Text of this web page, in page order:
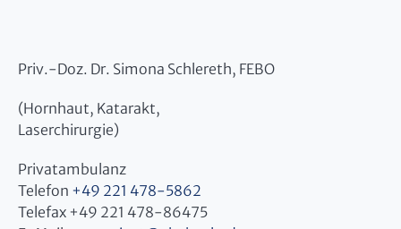
Priv.-Doz. Dr. Simona Schlereth, FEBO
(Hornhaut, Katarakt,
Laserchirurgie)
Privatambulanz
Telefon +49 221 478-5862
Telefax +49 221 478-86475